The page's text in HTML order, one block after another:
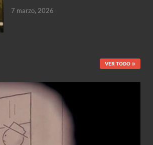
7 marzo, 2026
VER TODO